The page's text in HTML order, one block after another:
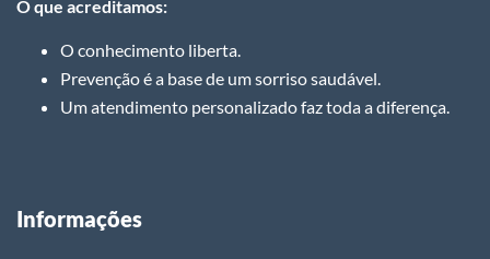
O que acreditamos:
O conhecimento liberta.
Prevenção é a base de um sorriso saudável.
Um atendimento personalizado faz toda a diferença.
Informações